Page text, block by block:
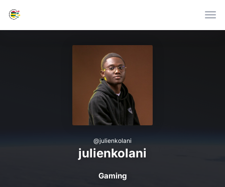
@julienkolani
julienkolani
Gaming